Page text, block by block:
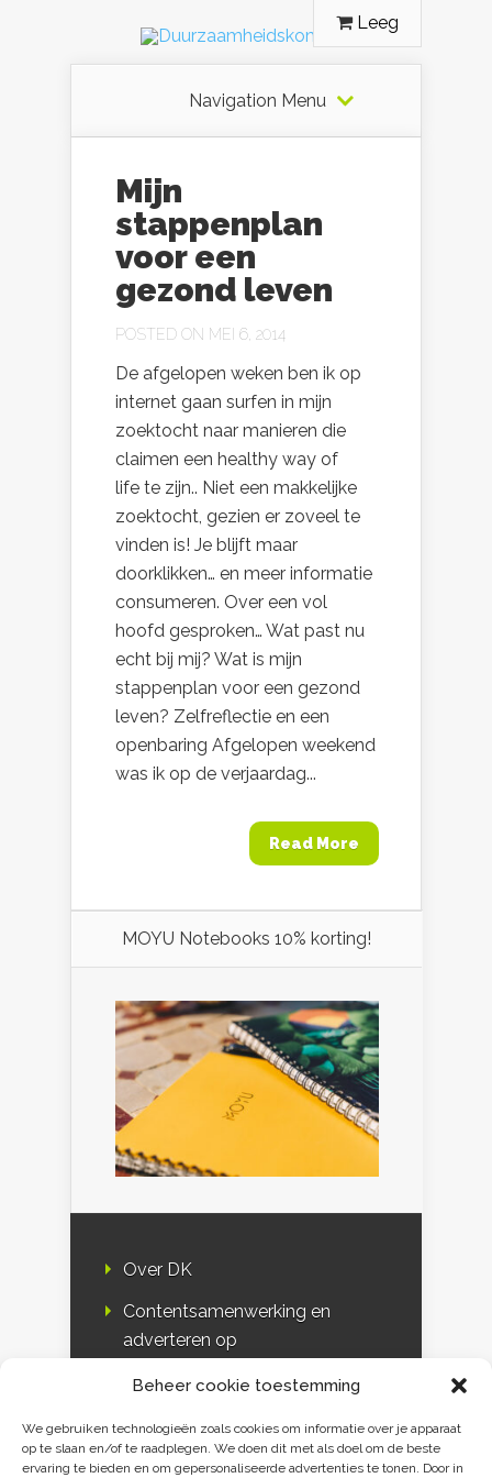
Beheer cookie toestemming
We gebruiken technologieën zoals cookies om informatie over je apparaat
op te slaan en/of te raadplegen. We doen dit met als doel om de beste
ervaring te bieden en om gepersonaliseerde advertenties te tonen. Door in
Leeg
Navigation Menu
Mijn
stappenplan
voor een
gezond leven
POSTED ON MEI 6, 2014
De afgelopen weken ben ik op
internet gaan surfen in mijn
zoektocht naar manieren die
claimen een healthy way of
life te zijn.. Niet een makkelijke
zoektocht, gezien er zoveel te
vinden is! Je blijft maar
doorklikken… en meer informatie
consumeren. Over een vol
hoofd gesproken… Wat past nu
echt bij mij? Wat is mijn
stappenplan voor een gezond
leven? Zelfreflectie en een
openbaring Afgelopen weekend
was ik op de verjaardag...
Read More
MOYU Notebooks 10% korting!
Over DK
Contentsamenwerking en
adverteren op
DK & media